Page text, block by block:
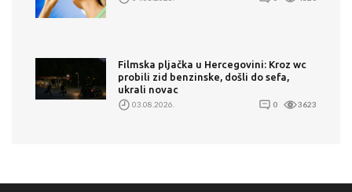
Filmska pljačka u Hercegovini: Kroz wc
probili zid benzinske, došli do sefa,
ukrali novac
03.08.2026. 0 3623